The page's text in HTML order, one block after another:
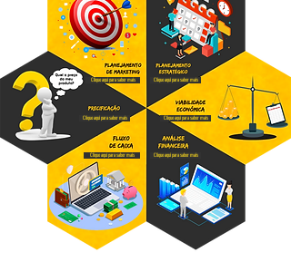
Clique aqui para saber mais Clique aqui para saber mais
Clique aqui para saber mais
Clique aqui para saber mais
Clique aqui para saber mais
Clique aqui para saber mais